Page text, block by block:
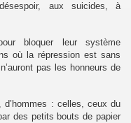
aux suicides, à
bloquer leur système
où la répression est sans
pas les honneurs de
: celles, ceux du
des petits bouts de papier